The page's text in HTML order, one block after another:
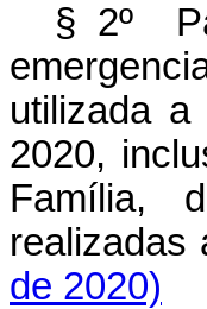
§ 2º
utilizada
2020,
Família,
de 2020)